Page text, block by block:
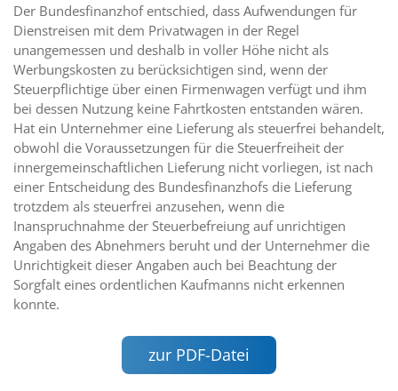
Der Bundesfinanzhof entschied, dass Aufwendungen für
Dienstreisen mit dem Privatwagen in der Regel
unangemessen und deshalb in voller Höhe nicht als
Werbungskosten zu berücksichtigen sind, wenn der
Steuerpflichtige über einen Firmenwagen verfügt und ihm
bei dessen Nutzung keine Fahrtkosten entstanden wären.
Hat ein Unternehmer eine Lieferung als steuerfrei behandelt,
obwohl die Voraussetzungen für die Steuerfreiheit der
innergemeinschaftlichen Lieferung nicht vorliegen, ist nach
einer Entscheidung des Bundesfinanzhofs die Lieferung
trotzdem als steuerfrei anzusehen, wenn die
Inanspruchnahme der Steuerbefreiung auf unrichtigen
Angaben des Abnehmers beruht und der Unternehmer die
Unrichtigkeit dieser Angaben auch bei Beachtung der
Sorgfalt eines ordentlichen Kaufmanns nicht erkennen
konnte.
zur PDF-Datei